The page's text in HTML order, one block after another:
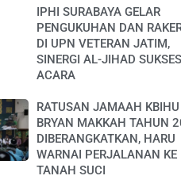
IPHI SURABAYA GELAR
PENGUKUHAN DAN
DI UPN VETERAN JATIM,
SINERGI AL-JIHAD
ACARA
RATUSAN JAMAAH KBIHU
BRYAN MAKKAH TAHUN
DIBERANGKATKAN, HARU
WARNAI PERJALANAN KE
TANAH SUCI